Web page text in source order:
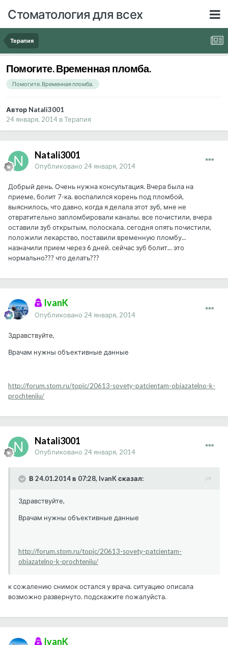
Стоматология для всех
Терапия
Помогите. Временная пломба.
Помогите. Временная пломба.
Автор Natali3001
24 января, 2014 вТерапия
Natali3001
Опубликовано 24 января, 2014
Добрый день. Очень нужна консультация. Вчера была на
приеме, болит 7-ка. воспалился корень под пломбой,
выяснилось, что давно, когда я делала этот зуб, мне не
отвратительно запломбировали каналы. все почистили, вчера
оставили зуб открытым, полоскала. сегодня опять почистили,
положили лекарство, поставили временную пломбу...
назначили прием через 6 дней. сейчас зуб болит... это
нормально??? что делать???
IvanK
Опубликовано 24 января, 2014
Здравствуйте,
Врачам нужны объективные данные
http://forum.stom.ru/topic/20613-sovety-patcientam-obiazatelno-k-
prochteniiu/
Natali3001
Опубликовано 24 января, 2014
В 24.01.2014 в 07:28, IvanK сказал:
Здравствуйте,
Врачам нужны объективные данные
http://forum.stom.ru/topic/20613-sovety-patcientam-
obiazatelno-k-prochteniiu/
к сожалению снимок остался у врача. ситуацию описала
возможно развернуто. подскажите пожалуйста.
IvanK